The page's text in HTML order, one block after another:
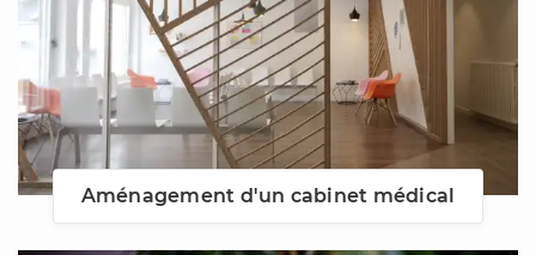
Aménagement d'un cabinet médical